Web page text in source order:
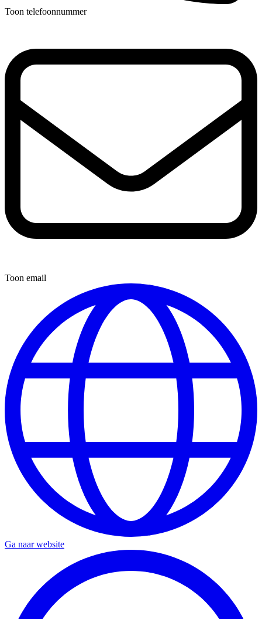
Toon telefoonnummer
Toon email
Ga naar website